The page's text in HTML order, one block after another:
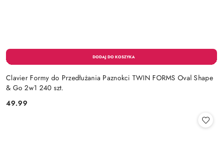
Clavier Formy do Przedłużania Paznokci TWIN FORMS Oval Shape
& Go 2w1 240 szt.
Cena:
49.99